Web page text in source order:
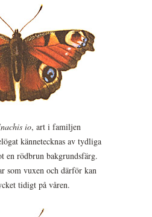
io, art i familjen
kännetecknas av tydliga
en rödbrun bakgrundsfärg.
som vuxen och därför kan
tidigt på våren.